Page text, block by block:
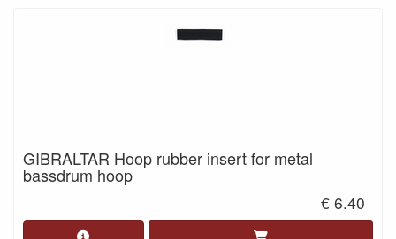
GIBRALTAR Hoop rubber insert for metal
bassdrum hoop
€ 6.40